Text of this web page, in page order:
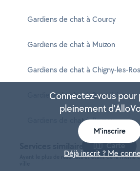
Gardiens de chat à Courcy
Gardiens de chat à Muizon
Gardiens de chat à Chigny-les-
Gardiens de chat à Berméricourt
Gardiens de chat à Prunay
Services similaires à Ormes
Ayant le plus de résultats et étant de la même
Carte
Connectez-vous
pleinement
M'inscrire
Déjà inscrit ? Me